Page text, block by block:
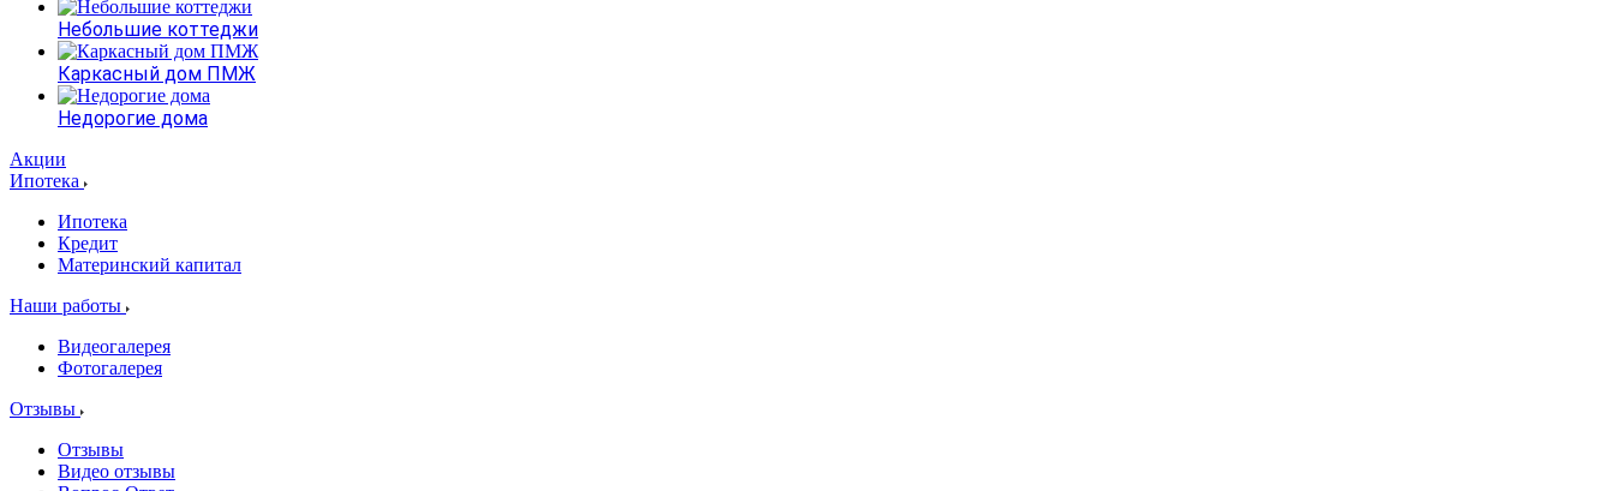
Небольшие коттеджи
Каркасный дом ПМЖ
Недорогие дома
Акции
Ипотека
Ипотека
Кредит
Материнский капитал
Наши работы
Видеогалерея
Фотогалерея
Отзывы
Отзывы
Видео отзывы